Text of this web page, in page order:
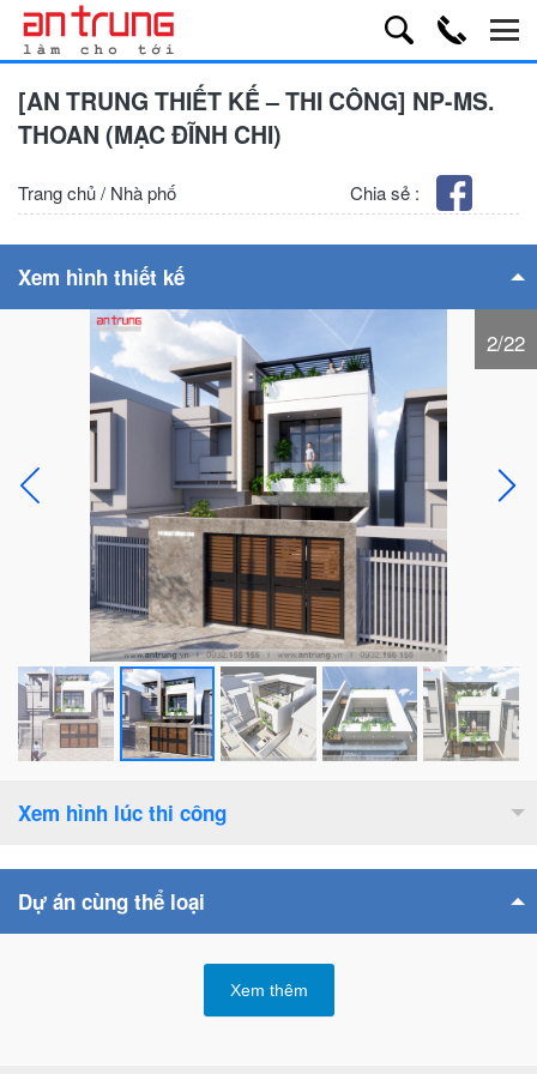
[AN TRUNG THIẾT KẾ – THI CÔNG] NP-MS.
THOAN (MẠC ĐĨNH CHI)
Chia sẻ :
Trang chủ/ Nhà phố
Xem hình thiết kế
Xem hình lúc thi công
Dự án cùng thể loại
Xem thêm